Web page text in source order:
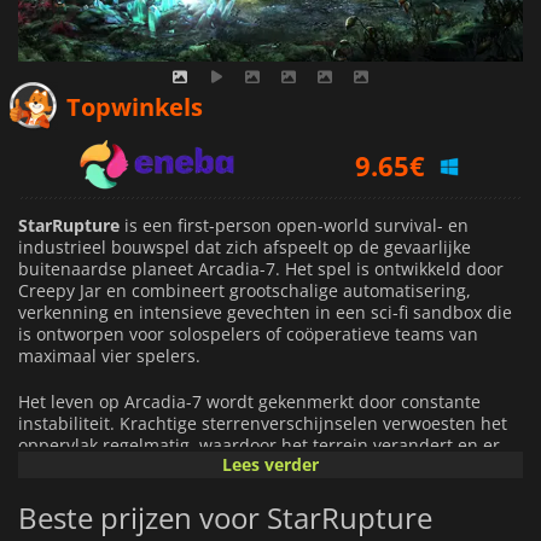
Topwinkels
10.99€
9.25€
StarRupture is een first-person open-world survival- en
industrieel bouwspel dat zich afspeelt op de gevaarlijke
buitenaardse planeet Arcadia-7. Het spel is ontwikkeld door
Creepy Jar en combineert grootschalige automatisering,
verkenning en intensieve gevechten in een sci-fi sandbox die
is ontworpen voor solospelers of coöperatieve teams van
maximaal vier spelers.
Het leven op Arcadia-7 wordt gekenmerkt door constante
instabiliteit. Krachtige sterrenverschijnselen verwoesten het
oppervlak regelmatig, waardoor het terrein verandert en er
nieuwe bedreigingen ontstaan. Spelers moeten zich in
omgevingsgevaren en agressief buitenaards leven
confronteren terwijl ze op zoek gaan naar de grondstoffen die
Lees verder
Beste prijzen voor StarRupture